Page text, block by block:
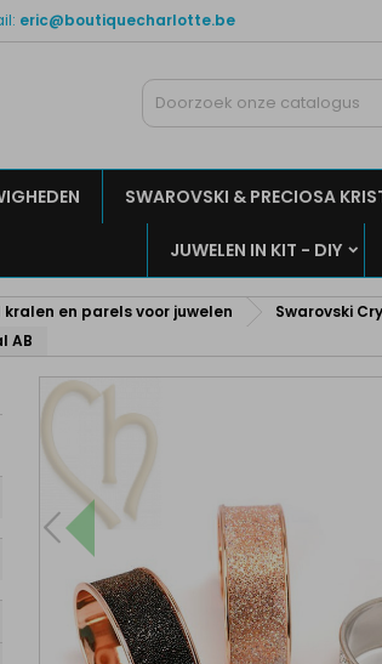
eric@boutiquecharlotte.be
SWAROVSKI & PRECIOSA
JUWELEN IN KIT - DIY
en parels voor juwelen Swarovski
AB
Mijn verlanglijsten
Maak een lijst
Maak een
Inloggen
U moet ingelogd zijn om